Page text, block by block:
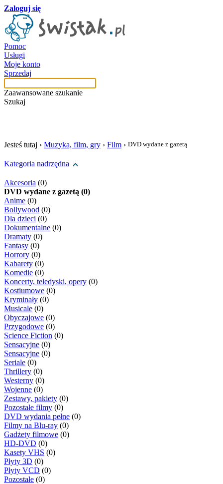
Zaloguj się
Pomoc
Usługi
Moje konto
Sprzedaj
Zaawansowane szukanie
Szukaj
Jesteś tutaj › Muzyka, film, gry › Film › DVD wydane z gazetą
Kategoria nadrzędna
Akcesoria (0)
DVD wydane z gazetą (0)
Anime (0)
Bollywood (0)
Dla dzieci (0)
Dokumentalne (0)
Dramaty (0)
Fantasy (0)
Horrory (0)
Kabarety (0)
Komedie (0)
Koncerty, teledyski, opery (0)
Kostiumowe (0)
Kryminały (0)
Musicale (0)
Obyczajowe (0)
Przygodowe (0)
Science Fiction (0)
Sensacyjne (0)
Sensacyjne (0)
Seriale (0)
Thrillery (0)
Westerny (0)
Wojenne (0)
Zestawy, pakiety (0)
Pozostałe filmy (0)
DVD wydania pełne (0)
Filmy na Blu-ray (0)
Gadżety filmowe (0)
HD-DVD (0)
Kasety VHS (0)
Płyty 3D (0)
Płyty VCD (0)
Pozostałe (0)